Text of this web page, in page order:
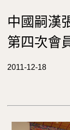
中國嗣漢
第四次會
2011-12-18